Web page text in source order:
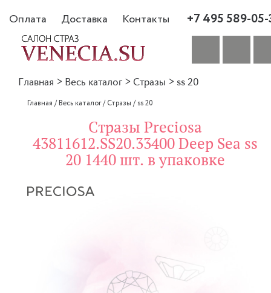
Оплата Доставка Контакты +7 495 589-
Главная > Весь каталог > Стразы > ss 20
Главная /Весь каталог/Стразы /ss 20
Стразы Preciosa
43811612.SS20.33400 Deep Sea ss
20 1440 шт. в упаковке